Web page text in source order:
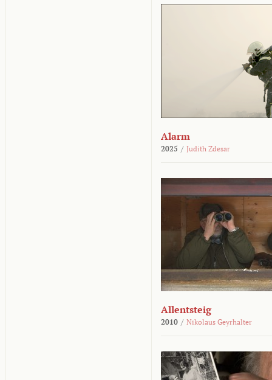
Alarm
2025 / Judith Zdesar
Allentsteig
2010 / Nikolaus Geyrhalter